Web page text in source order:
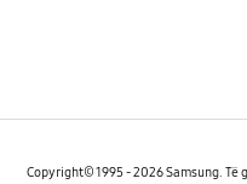
Copyright© 1995 - 2026 Samsung.